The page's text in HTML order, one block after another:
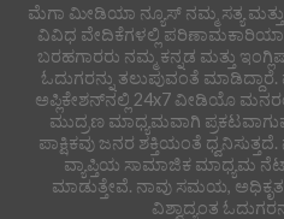
ಮೆಗಾ ಮೀಡಿಯಾ ನ್ಯೂಸ್ ನಮ್ಮ ಸತ್ಯ
ವಿವಿಧ ವೇದಿಕೆಗಳಲ್ಲಿ
ಬರಹಗಾರರು ನಮ್ಮ ಕನ್ನಡ ಮತ್ತು
ಓದುಗರನ್ನು ತಲುಪುವಂತೆ
ಅಪ್ಲಿಕೇಶನ್‌ನಲ್ಲಿ 24x7 ವೀಡಿಯೊ
ಮುದ್ರಣ ಮಾಧ್ಯಮವಾಗಿ
ಪಾಕ್ಷಿಕವು ಜನರ ಶಕ್ತಿಯಂತೆ
ವ್ಯಾಪ್ತಿಯ ಸಾಮಾಜಿಕ ಮಾಧ್ಯಮ
ಮಾಡುತ್ತೇವೆ. ನಾವು ಸಮಯ, ಅಧಿಕೃತ
ವಿಶ್ವಾದ್ಯಂತ